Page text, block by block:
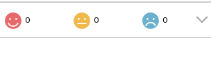
0 0 0